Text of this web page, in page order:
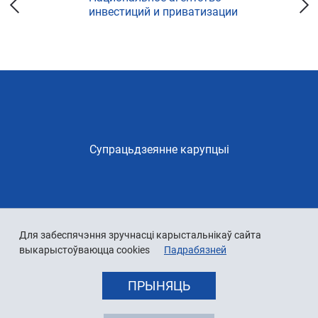
Для забеспячэння зручнасці карыстальнікаў сайта
выкарыстоўваюцца cookies
Падрабязней
ПРЫНЯЦЬ
инвестиций и приватизации
Супрацьдзеянне карупцыі